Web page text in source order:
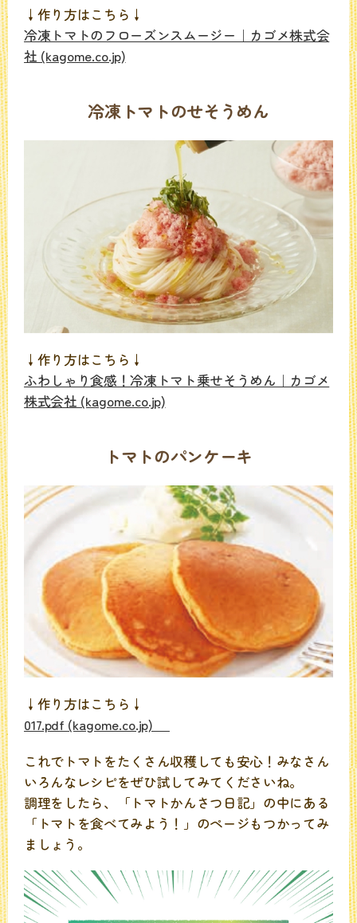
↓作り方はこちら↓
冷凍トマトのフローズンスムージー｜カゴメ株式会
社 (kagome.co.jp)
冷凍トマトのせそうめん
↓作り方はこちら↓
ふわしゃり食感！冷凍トマト乗せそうめん｜カゴメ
株式会社 (kagome.co.jp)
トマトのパンケーキ
↓作り方はこちら↓
017.pdf (kagome.co.jp)
これでトマトをたくさん収穫しても安心！みなさん
いろんなレシピをぜひ試してみてくださいね。
調理をしたら、「トマトかんさつ日記」の中にある
「トマトを食べてみよう！」のページもつかってみ
ましょう。